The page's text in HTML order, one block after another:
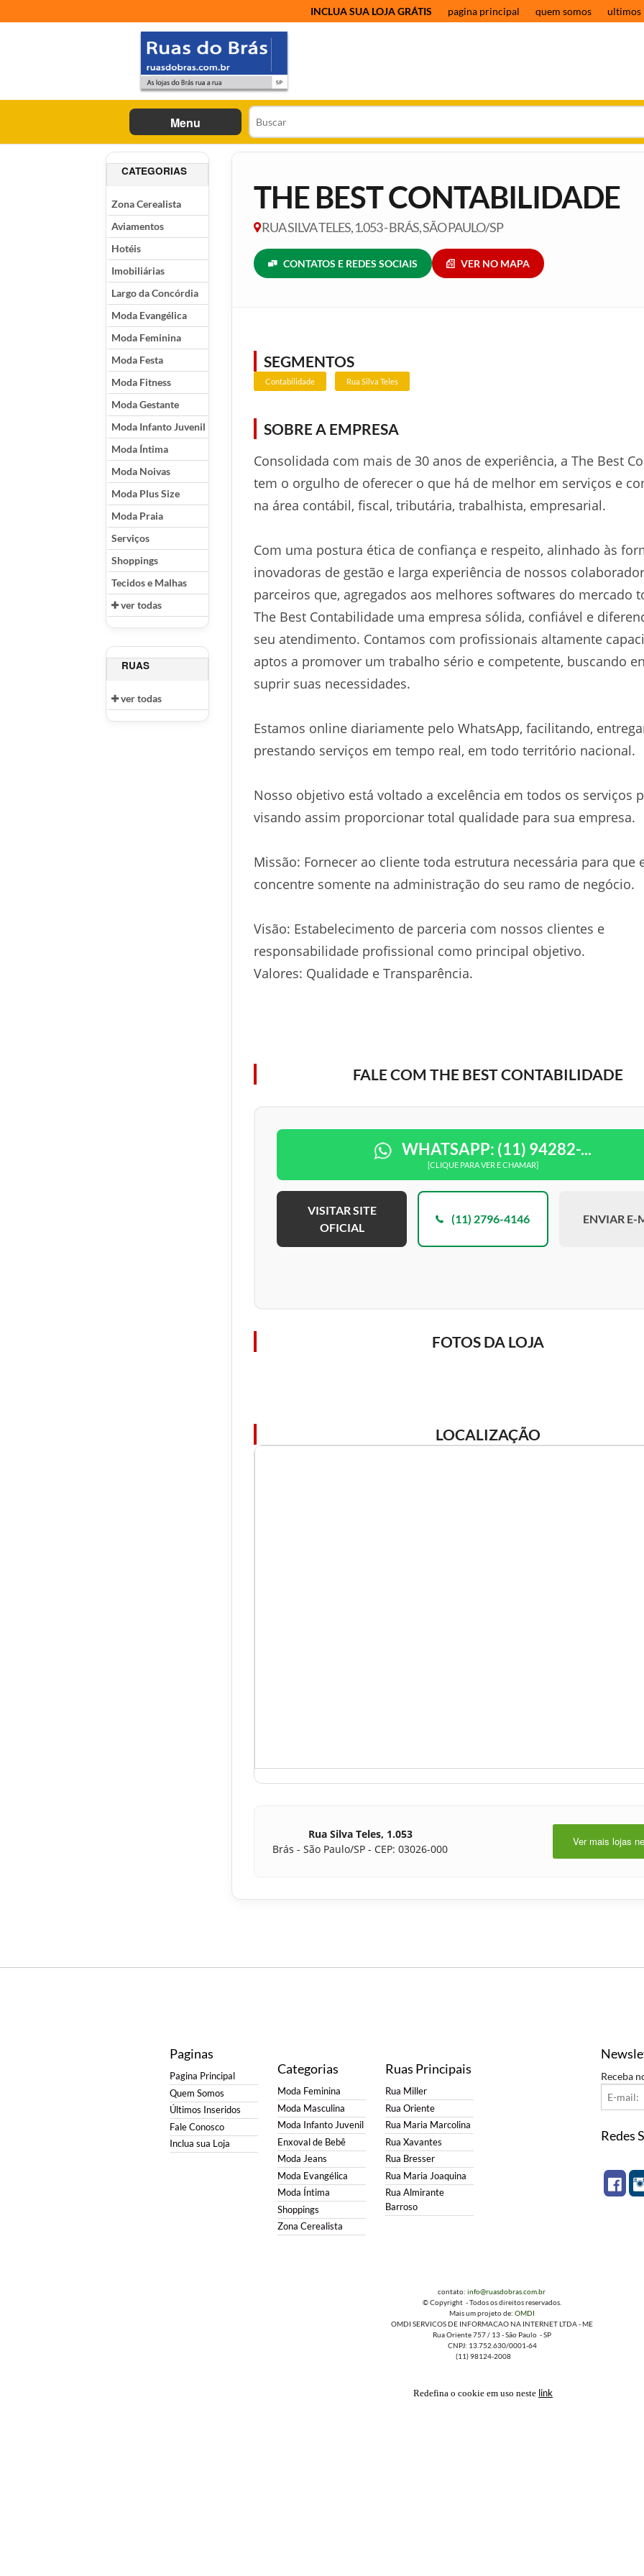
INCLUA SUA LOJA GRÁTIS pagina principal quem somos ultimos
Menu
CATEGORIAS
Zona Cerealista
Aviamentos
Hotéis
Imobiliárias
Largo da Concórdia
Moda Evangélica
Moda Feminina
Moda Festa
Moda Fitness
Moda Gestante
Moda Infanto Juvenil
Moda Íntima
Moda Noivas
Moda Plus Size
Moda Praia
Serviços
Shoppings
Tecidos e Malhas
ver todas
RUAS
ver todas
THE BEST CONTABILIDADE
RUA SILVA TELES, 1.053 - BRÁS, SÃO PAULO/SP
CONTATOS E REDES SOCIAIS VER NO MAPA
SEGMENTOS
Contabilidade Rua Silva Teles
SOBRE A EMPRESA
Consolidada com mais de 30 anos de experiência, a The Best
tem o orgulho de oferecer o que há de melhor em serviços e
na área contábil, fiscal, tributária, trabalhista, empresarial.
Com uma postura ética de confiança e respeito, alinhado às
inovadoras de gestão e larga experiência de nossos
parceiros que, agregados aos melhores softwares do mercado
The Best Contabilidade uma empresa sólida, confiável e
seu atendimento. Contamos com profissionais altamente
aptos a promover um trabalho sério e competente, buscando
suprir suas necessidades.
Estamos online diariamente pelo WhatsApp, facilitando,
prestando serviços em tempo real, em todo território nacional.
Nosso objetivo está voltado a excelência em todos os serviços
visando assim proporcionar total qualidade para sua empresa.
Missão: Fornecer ao cliente toda estrutura necessária para que
concentre somente na administração do seu ramo de negócio.
Visão: Estabelecimento de parceria com nossos clientes e
responsabilidade profissional como principal objetivo.
Valores: Qualidade e Transparência.
FALE COM THE BEST CONTABILIDADE
WHATSAPP: (11) 94282-...
[CLIQUE PARA VER E CHAMAR]
VISITAR SITE
OFICIAL
(11) 2796-4146 ENVIAR E-
FOTOS DA LOJA
LOCALIZAÇÃO
Rua Silva Teles, 1.053
Brás - São Paulo/SP - CEP: 03026-000
Ver mais lojas
Paginas
Pagina Principal
Quem Somos
Últimos Inseridos
Fale Conosco
Inclua sua Loja
Categorias
Moda Feminina
Moda Masculina
Moda Infanto Juvenil
Enxoval de Bebê
Moda Jeans
Moda Evangélica
Moda Íntima
Shoppings
Zona Cerealista
Ruas Principais
Rua Miller
Rua Oriente
Rua Maria Marcolina
Rua Xavantes
Rua Bresser
Rua Maria Joaquina
Rua Almirante
Barroso
Receba
Redes
contato: info@ruasdobras.com.br
© Copyright - Todos os direitos reservados.
Mais um projeto de: OMDI
OMDI SERVICOS DE INFORMACAO NA INTERNET LTDA - ME
Rua Oriente 757 / 13 - São Paulo - SP
CNPJ: 13.752.630/0001-64
(11) 98124-2008
Redefina o cookie em uso neste link